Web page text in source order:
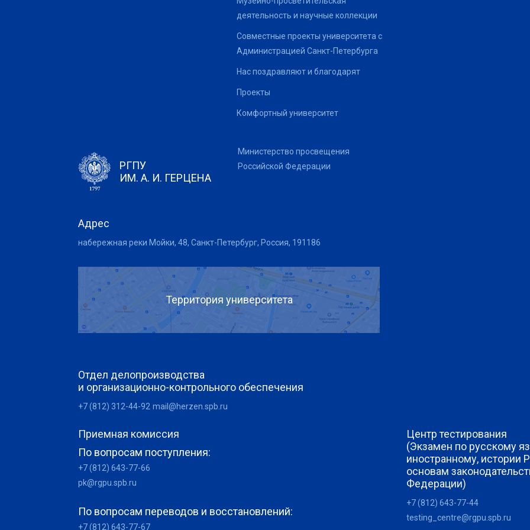
деятельность и научные коллекции
Совместные проекты университета с
Администрацией Санкт-Петербурга
Нас поздравляют и благодарят
Проекты
Комфортный университет
РГПУ
ИМ. А. И. ГЕРЦЕНА
Министерство просвещения
Российской Федерации
Адрес
набережная реки Мойки, 48, Санкт-Петербург, Россия, 191186
Территория университета
Отдел делопроизводства
и организационно-контрольного обеспечения
+7 (812) 312-44-92 mail@herzen.spb.ru
Приемная комиссия
По вопросам поступления:
+7 (812) 643-77-66
pk@rgpu.spb.ru
По вопросам переводов и восстановлений:
+7 (812) 643-77-67
Центр тестирования
(Экзамен по русскому
иностранному, истории
основам
Федерации)
+7 (812) 643-77-44
testing_centre@rgpu.spb.ru